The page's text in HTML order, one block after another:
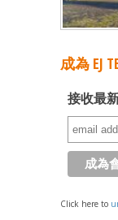
成為 EJ
接收最
Click here to